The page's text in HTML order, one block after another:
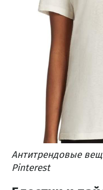
Антитрендовые
Pinterest